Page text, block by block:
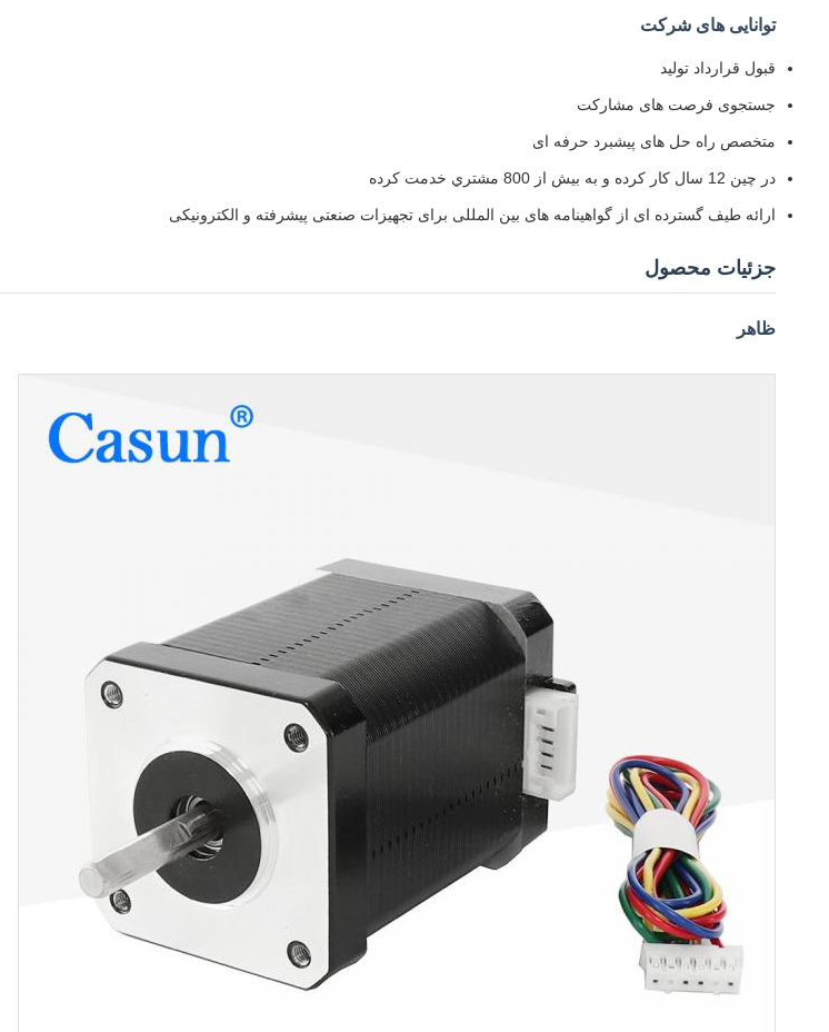
توانایی های شرکت
قبول قرارداد تولید
جستجوی فرصت های مشارکت
متخصص راه حل های پیشبرد حرفه ای
در چين 12 سال کار کرده و به بيش از 800 مشتري خدمت کرده
ارائه طیف گسترده ای از گواهینامه های بین المللی برای تجهیزات صنعتی پیشرفته و الکترونیکی
جزئیات محصول
ظاهر